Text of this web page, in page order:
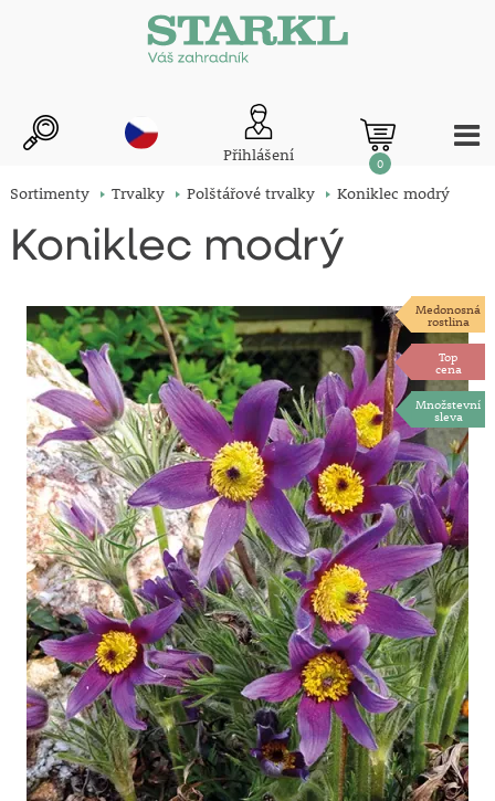
Přihlášení 0
Sortimenty Trvalky Polštářové trvalky Koniklec modrý
Koniklec modrý
Medonosná
rostlina
Top
cena
Množstevní
sleva